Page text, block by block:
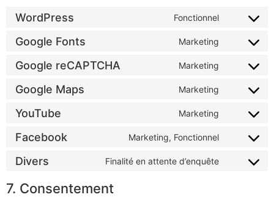
WordPress Fonctionnel
Google Fonts Marketing
Google reCAPTCHA Marketing
Google Maps Marketing
YouTube Marketing
Facebook Marketing, Fonctionnel
Divers Finalité en attente d’enquête
7. Consentement